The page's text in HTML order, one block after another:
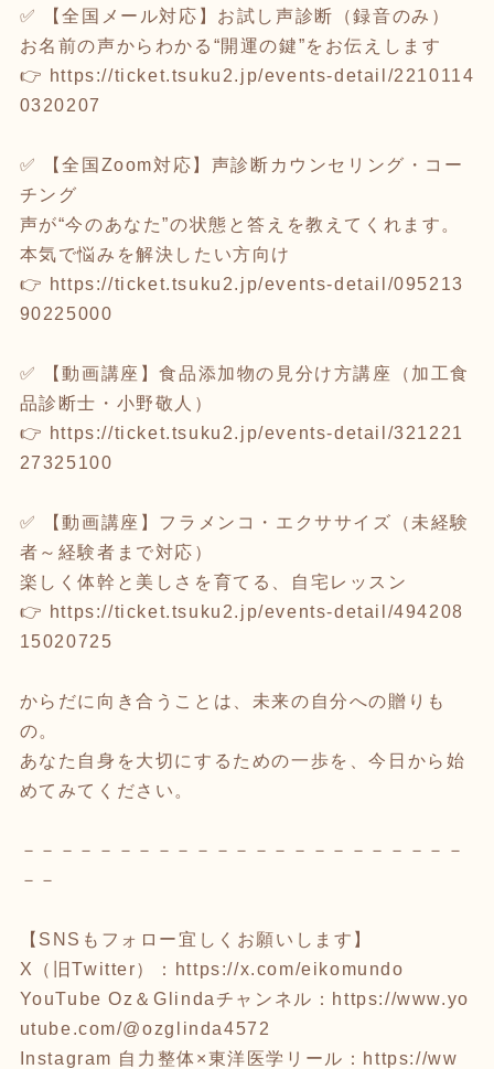
✅ 【全国メール対応】お試し声診断（録音のみ）
お名前の声からわかる“開運の鍵”をお伝えします
👉 https://ticket.tsuku2.jp/events-detail/2210114
0320207
✅ 【全国Zoom対応】声診断カウンセリング・コー
チング
声が“今のあなた”の状態と答えを教えてくれます。
本気で悩みを解決したい方向け
👉 https://ticket.tsuku2.jp/events-detail/095213
90225000
✅ 【動画講座】食品添加物の見分け方講座（加工食
品診断士・小野敬人）
👉 https://ticket.tsuku2.jp/events-detail/321221
27325100
✅ 【動画講座】フラメンコ・エクササイズ（未経験
者～経験者まで対応）
楽しく体幹と美しさを育てる、自宅レッスン
👉 https://ticket.tsuku2.jp/events-detail/494208
15020725
からだに向き合うことは、未来の自分への贈りも
の。
あなた自身を大切にするための一歩を、今日から始
めてみてください。
－－－－－－－－－－－－－－－－－－－－－－－
－－
【SNSもフォロー宜しくお願いします】
X（旧Twitter）：
https://x.com/eikomundo
YouTube Oz＆Glindaチャンネル： https://www.yo
utube.com/@ozglinda4572
Instagram 自力整体×東洋医学リール： https://ww